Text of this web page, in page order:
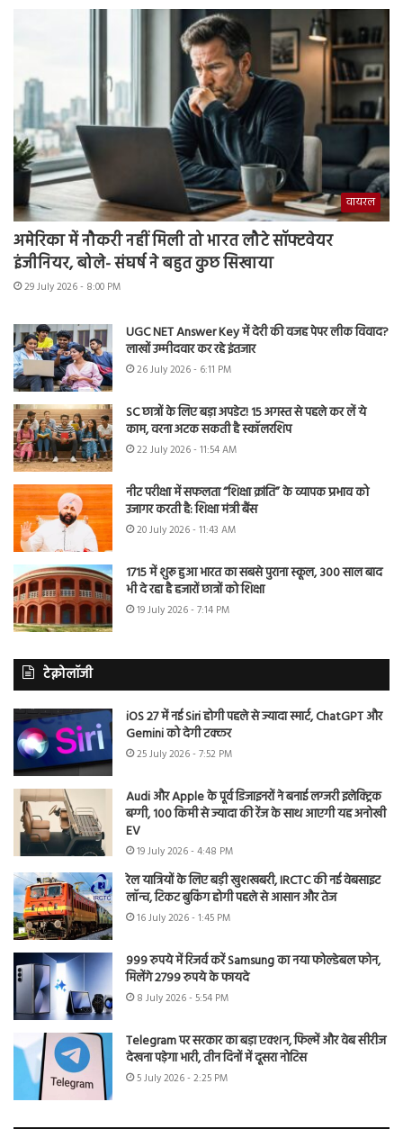
वायरल
अमेरिका में नौकरी नहीं मिली तो भारत लौटे सॉफ्टवेयर
इंजीनियर, बोले- संघर्ष ने बहुत कुछ सिखाया
29 July 2026 - 8:00 PM
UGC NET Answer Key में देरी की वजह पेपर लीक विवाद?
लाखों उम्मीदवार कर रहे इंतजार
26 July 2026 - 6:11 PM
SC छात्रों के लिए बड़ा अपडेट! 15 अगस्त से पहले कर लें ये
काम, वरना अटक सकती है स्कॉलरशिप
22 July 2026 - 11:54 AM
नीट परीक्षा में सफलता “शिक्षा क्रांति” के व्यापक प्रभाव को
उजागर करती है: शिक्षा मंत्री बैंस
20 July 2026 - 11:43 AM
1715 में शुरू हुआ भारत का सबसे पुराना स्कूल, 300 साल बाद
भी दे रहा है हजारों छात्रों को शिक्षा
19 July 2026 - 7:14 PM
टेक्नोलॉजी
iOS 27 में नई Siri होगी पहले से ज्यादा स्मार्ट, ChatGPT और
Gemini को देगी टक्कर
25 July 2026 - 7:52 PM
Audi और Apple के पूर्व डिजाइनरों ने बनाई लग्जरी इलेक्ट्रिक
बग्गी, 100 किमी से ज्यादा की रेंज के साथ आएगी यह अनोखी
EV
19 July 2026 - 4:48 PM
रेल यात्रियों के लिए बड़ी खुशखबरी, IRCTC की नई वेबसाइट
लॉन्च, टिकट बुकिंग होगी पहले से आसान और तेज
16 July 2026 - 1:45 PM
999 रुपये में रिजर्व करें Samsung का नया फोल्डेबल फोन,
मिलेंगे 2799 रुपये के फायदे
8 July 2026 - 5:54 PM
Telegram पर सरकार का बड़ा एक्शन, फिल्में और वेब सीरीज
देखना पड़ेगा भारी, तीन दिनों में दूसरा नोटिस
5 July 2026 - 2:25 PM